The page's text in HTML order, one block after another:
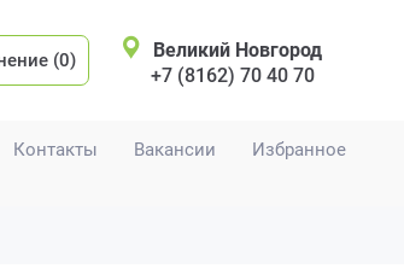
Контакты Вакансии Избранное
(0)
Великий Новгород
+7 (8162) 70 40 70